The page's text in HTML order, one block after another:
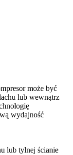
może być
lub wewnątrz
wydajność
lub tylnej ścianie